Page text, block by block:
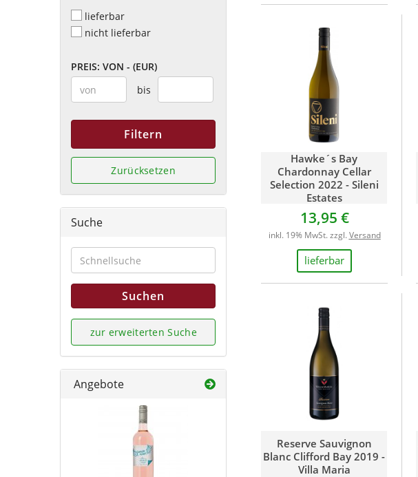
Hawke´s Bay
Chardonnay Cellar
Selection 2022 - Sileni
Estates
13,95 €
lieferbar
inkl. 19% MwSt. zzgl. Versand
Reserve Sauvignon
Blanc Clifford Bay 2019 -
Villa Maria
lieferbar
nicht lieferbar
PREIS: VON - (EUR)
bis
Filtern
Zurücksetzen
Suche
Suchen
zur erweiterten Suche
Angebote